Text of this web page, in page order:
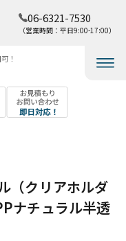
！​
06-6321-7530
（営業時間：平日9:00-17:00）
（クリアホルダ
ナチュラル半透